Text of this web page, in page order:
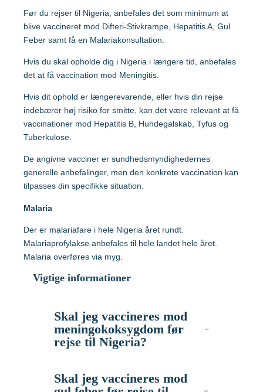
Mere viden om
Hvilke vacciner er anbefalet?
Søg og find anbefalinger
Søg efter destination
Nigeria
Sydafrika
Tanzania
Thailand
Vietnam
Søg efter destination
Søg og find anbefalinger
Søg efter destination
Før du rejser til Nigeria, anbefales det som minimum at
blive vaccineret mod Difteri-Stivkrampe, Hepatitis A, Gul
Feber samt få en Malariakonsultation.
Hvis du skal opholde dig i Nigeria i længere tid, anbefales
det at få vaccination mod Meningitis.
Hvis dit ophold er længerevarende, eller hvis din rejse
indebærer høj risiko for smitte, kan det være relevant at få
vaccinationer mod Hepatitis B, Hundegalskab, Tyfus og
Tuberkulose.
De angivne vacciner er sundhedsmyndighedernes
generelle anbefalinger, men den konkrete vaccination kan
tilpasses din specifikke situation.
Malaria
Der er malariafare i hele Nigeria året rundt.
Malariaprofylakse anbefales til hele landet hele året.
Malaria overføres via myg.
Vigtige informationer
Skal jeg vaccineres mod
meningokoksygdom før
rejse til Nigeria?
Til beskyttelse anbefales vaccination
Skal jeg vaccineres mod